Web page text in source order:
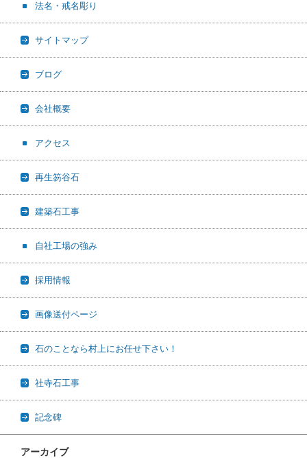
法名・戒名彫り
サイトマップ
ブログ
会社概要
アクセス
再生笏谷石
建築石工事
自社工場の強み
採用情報
画像送付ページ
石のことなら村上にお任せ下さい！
社寺石工事
記念碑
アーカイブ